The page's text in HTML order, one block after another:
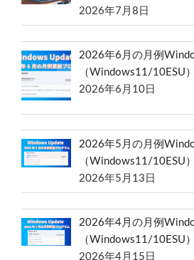
2026年7月8日
2026年6月の月例
（Windows11/10ESU）
2026年6月10日
2026年5月の月例
（Windows11/10ESU）
2026年5月13日
2026年4月の月例
（Windows11/10ESU）
2026年4月15日